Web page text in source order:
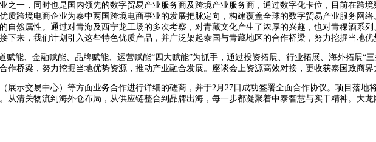
一，同时也是国内领先的数字贸易产业服务商及跨境产业服务商，通过数字化卡位，目前在跨
跨境电商企业为泰中两国跨境电商事业的发展把脉定向，构建覆盖全球的数字贸易产业服务网
然属性。通过对青海及西宁龙工场的多次考察，对青藏文化产生了浓厚的兴趣，也对青稞酒系列
来，我们计划引入这些特色优质产品，并广泛架起泰国与青藏地区的合作桥梁，努力挖掘当地优
能、金融赋能、品牌赋能、运营赋能“四大赋能”为抓手，通过投资拓展、行业拓展、海外拓展“
桥梁，努力挖掘当地优势资源，推动产业融合发展。座谈会上资源高效对接，更收获泰国政商界
示交易中心）等方面业务合作进行详细的磋商，并于2月27日成功签署全面合作协议。项目落地
清关物流到海外仓布局，从供应链整合到品牌出海，每一步都凝聚着中泰智慧与实干精神。大龙